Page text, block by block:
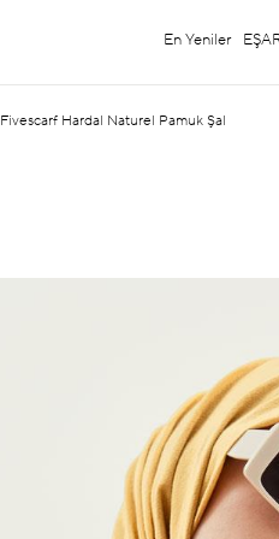
En Yeniler
Fivescarf Hardal Naturel Pamuk Şal